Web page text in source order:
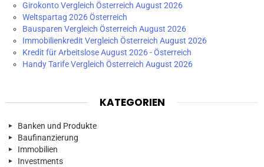
Girokonto Vergleich Österreich August 2026
Weltspartag 2026 Österreich
Bausparen Vergleich Österreich August 2026
Immobilienkredit Vergleich Österreich August 2026
Kredit für Arbeitslose August 2026 - Österreich
Handy Tarife Vergleich Österreich August 2026
KATEGORIEN
Banken und Produkte
Baufinanzierung
Immobilien
Investments